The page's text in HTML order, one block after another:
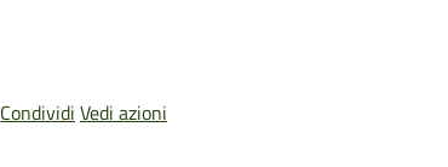
Condividi Vedi azioni